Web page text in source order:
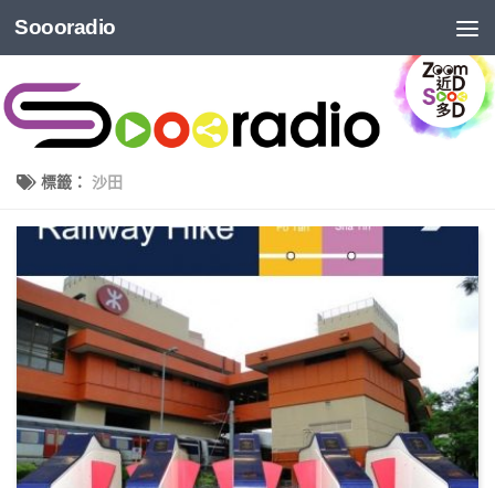
Soooradio
標籤： 沙田